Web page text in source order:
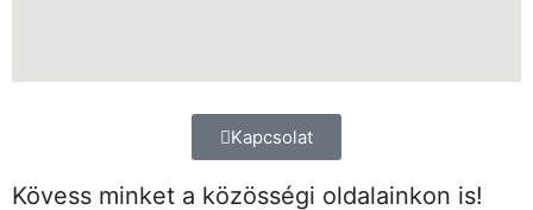
Kapcsolat
Kövess minket a közösségi oldalainkon is!